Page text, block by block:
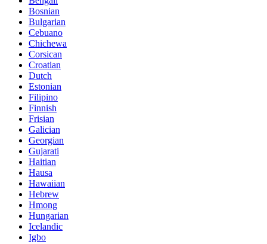
Bosnian
Bulgarian
Cebuano
Chichewa
Corsican
Croatian
Dutch
Estonian
Filipino
Finnish
Frisian
Galician
Georgian
Gujarati
Haitian
Hausa
Hawaiian
Hebrew
Hmong
Hungarian
Icelandic
Igbo